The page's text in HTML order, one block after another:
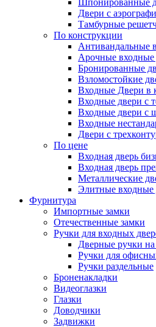
Шпонированные
Двери с
Тамбурные
По конструкции
Антивандальные
Арочные входные
Бронированные
Взломостойкие
Входные Двери в
Входные двери с
Входные двери с
Входные
Двери с
По цене
Входная дверь
Входная дверь
Металлические
Элитные входные
Фурнитура
Импортные замки
Отечественные замки
Ручки для входных
Дверные ручки
Ручки для
Ручки раздельные
Броненакладки
Видеоглазки
Глазки
Доводчики
Задвижки